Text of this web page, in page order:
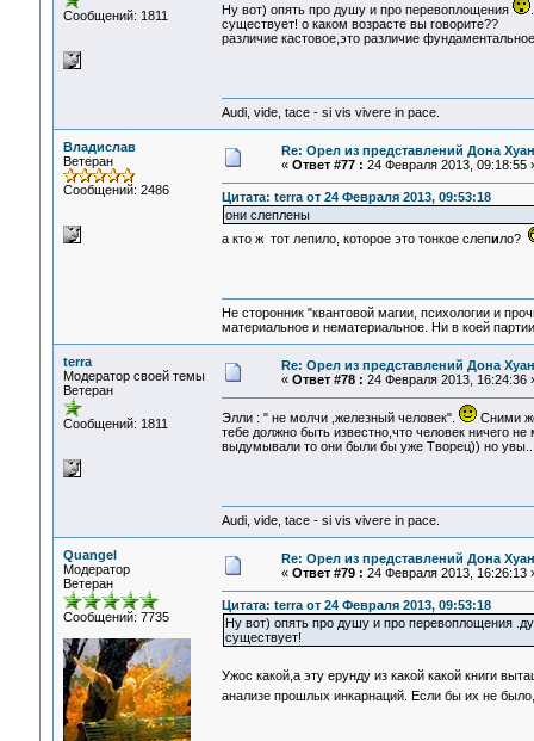
Сообщений: 1811 Ну вот) опять про душу и про перевоплощения
существует! о каком возрасте вы говорите??
различие кастовое,это различие
Audi, vide, tace - si vis vivere in pace.
Владислав
Ветеран
Сообщений: 2486
Re: Орел из представлений Дона
« Ответ #77 : 24 Февраля 2013, 09:18:55
Цитата: terra от 24 Февраля 2013, 09:53:18
они слеплены
а кто ж тот лепило, которое это тонкое слепило?
Не сторонник "квантовой магии, психологии и
материальное и нематериальное. Ни в коей
terra
Модератор своей темы
Ветеран
Сообщений: 1811
Re: Орел из представлений Дона
« Ответ #78 : 24 Февраля 2013, 16:24:36
Элли : " не молчи ,железный человек".
Сними
тебе должно быть известно,что человек ничего
выдумывали то они были бы уже Творец)) но
Audi, vide, tace - si vis vivere in pace.
Quangel
Модератор
Ветеран
Сообщений: 7735
Re: Орел из представлений Дона
« Ответ #79 : 24 Февраля 2013, 16:26:13
Цитата: terra от 24 Февраля 2013, 09:53:18
Ну вот) опять про душу и про перевоплощения
существует!
Ужос какой,а эту ерунду из какой какой книги
анализе прошлых инкарнаций. Если бы их не